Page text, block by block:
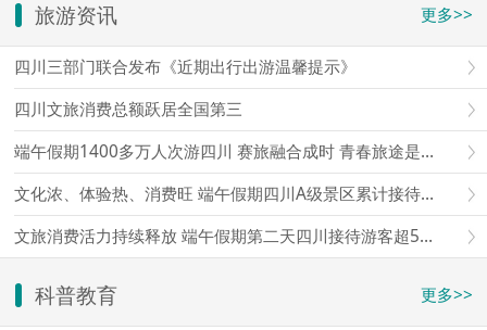
旅游资讯 更多>>
四川三部门联合发布《近期出行出游温馨提示》
四川文旅消费总额跃居全国第三
端午假期1400多万人次游四川 赛旅融合成时 青春旅途是亮点
文化浓、体验热、消费旺 端午假期四川A级景区累计接待游客超1497万人次
文旅消费活力持续释放 端午假期第二天四川接待游客超565万人次
科普教育 更多>>